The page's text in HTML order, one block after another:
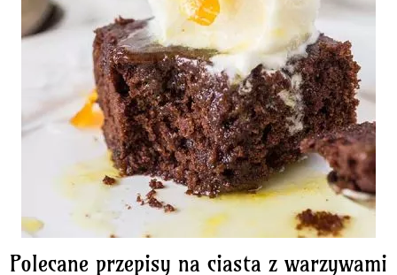
Polecane przepisy na ciasta z warzywami